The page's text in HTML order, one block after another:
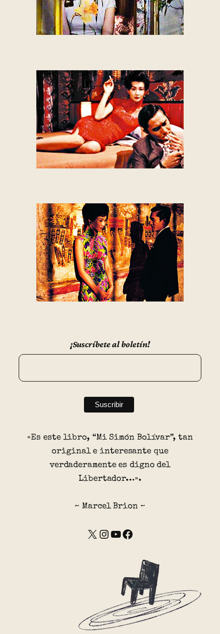
¡Suscríbete al boletín!
«Es este libro, “Mi Simón Bolívar”, tan
original e interesante que
verdaderamente es digno del
Libertador…».
~ Marcel Brion ~
X Instagram YouTube Facebook